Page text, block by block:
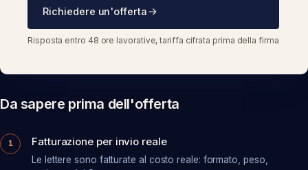
Richiedere un'offerta
Risposta entro 48 ore lavorative, tariffa cifrata prima della firma
Da sapere prima dell'offerta
1 Fatturazione per invio reale
Le lettere sono fatturate al costo reale: formato, peso,